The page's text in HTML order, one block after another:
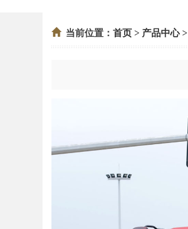
当前位置： 首页 > 产品中心>